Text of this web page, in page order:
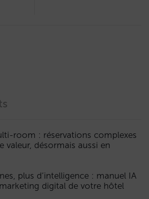
room : réservations complexes
valeur, désormais aussi en
plus d’intelligence : manuel IA
digital de votre hôtel